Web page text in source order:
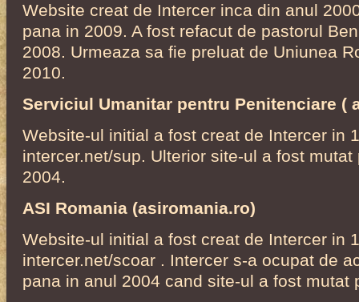
Website creat de Intercer inca din anul
pana in 2009. A fost refacut de pastorul
2008. Urmeaza sa fie preluat de Uniunea
2010.
Serviciul Umanitar pentru Penitenciare (
Website-ul initial a fost creat de Intercer in
intercer.net/sup. Ulterior site-ul a fost
2004.
ASI Romania (asiromania.ro)
Website-ul initial a fost creat de Intercer in
intercer.net/scoar . Intercer s-a ocupat de
pana in anul 2004 cand site-ul a fost mutat